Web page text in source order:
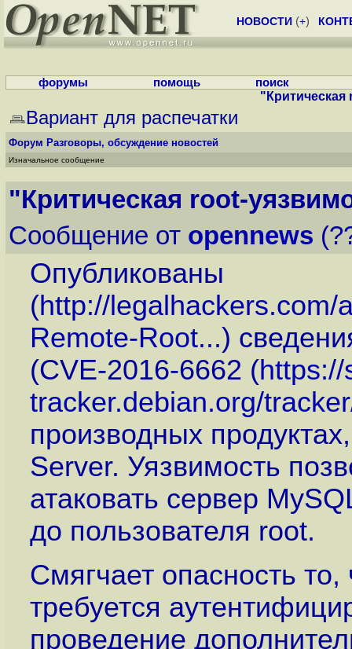
НОВОСТИ (+)
форумы помощь поиск
"Критическая
Вариант для распечатки
Форум Разговоры, обсуждение новостей
Изначальное сообщение
"Критическая root-
Сообщение от opennews
Опубликованы
(http://legalhackers.com/
Remote-Root...)
(CVE-2016-6662 (https://
tracker.debian.org/
производных
Server. Уязвимость
атаковать сервер
до пользователя root.
Смягчает опасность
требуется
проведение